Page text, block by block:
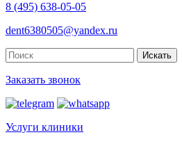
8 (495) 638-05-05
dent6380505@yandex.ru
Искать
Заказать звонок
Услуги клиники